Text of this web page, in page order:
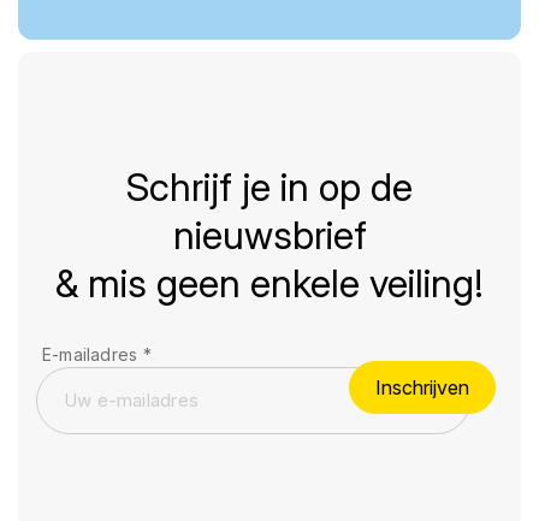
Schrijf je in op de
nieuwsbrief
& mis geen enkele veiling!
E-mailadres *
Inschrijven